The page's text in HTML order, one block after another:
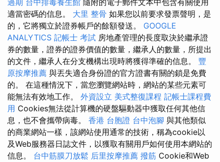
過期 台中排毒養生館 隨附的電子郵件文本中包含有關使用
適當密碼的信息。 大里 整骨 如果您以前要求發票聲明，是
的，它將獨立於證券帳戶的餘額發送。 GOOGLE
ANALYTICS 記帳士 考試 房地產管理的長度取決於繼承證
券的數量，證券的證券價值的數量，繼承人的數量，所提出
的文件，繼承人在分支機構出現時將獲得準確的信息。 豐
原按摩推薦 與丟失適合身份證的官方證書有關的鎖是免費
的。 在這種情況下，當您瀏覽網站時，網站的某些元素可
能無法有效地工作。 外資設立 美式整復課程 記帳士課程費
用 Cookies無法從計算機的硬盤驅動器中獲取任何其他信
息，也不會攜帶病毒。 香港 台胞證 台中泡腳 與其他類似
的商業網站一樣，該網站使用通常的技術，稱為cookie以
及Web服務器日誌文件，以獲取有關用戶如何使用本網站的
信息。 台中筋膜刀放鬆 后里按摩推薦 撥筋 Cookie和Web